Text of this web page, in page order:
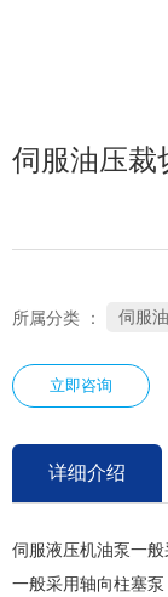
伺服油压裁
所属分类 ： 伺服
立即咨询
详细介绍
伺服液压机油泵一
一般采用轴向柱塞